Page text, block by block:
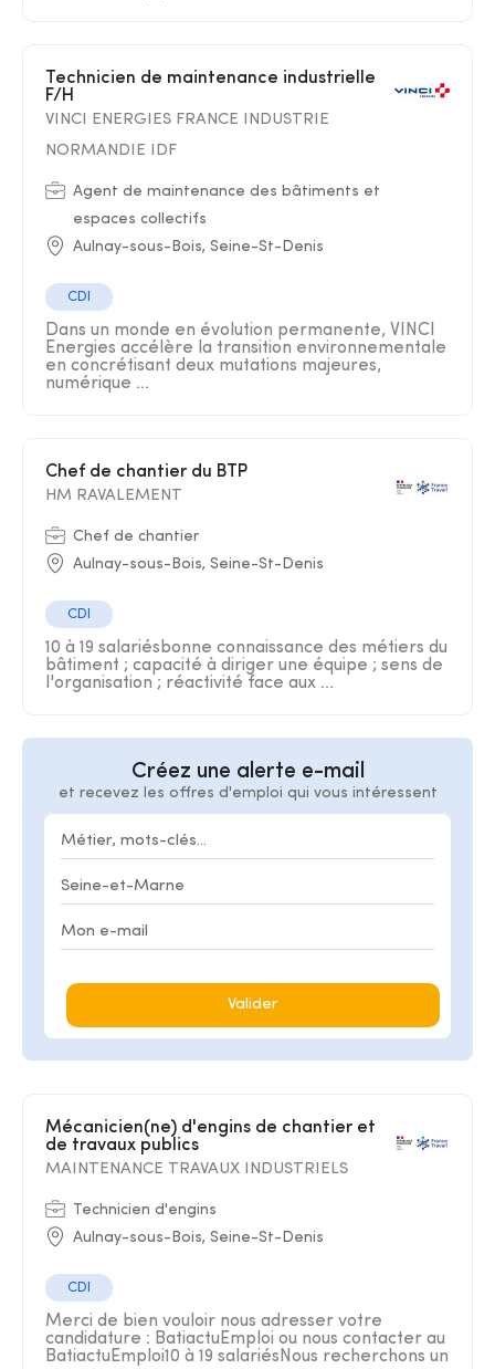
F/H
VINCI ENERGIES FRANCE INDUSTRIE
NORMANDIE IDF
Agent de maintenance des bâtiments et
espaces collectifs
Aulnay-sous-Bois, Seine-St-Denis
CDI
Dans un monde en évolution permanente, VINCI
Energies accélère la transition environnementale
en concrétisant deux mutations majeures,
numérique ...
Chef de chantier du BTP
HM RAVALEMENT
Chef de chantier
Aulnay-sous-Bois, Seine-St-Denis
CDI
10 à 19 salariésbonne connaissance des métiers du
bâtiment ; capacité à diriger une équipe ; sens de
l'organisation ; réactivité face aux ...
Créez une alerte e-mail
et recevez les offres d'emploi qui vous intéressent
Valider
Mécanicien(ne) d'engins de chantier et
de travaux publics
MAINTENANCE TRAVAUX INDUSTRIELS
Technicien d'engins
Aulnay-sous-Bois, Seine-St-Denis
CDI
Merci de bien vouloir nous adresser votre
candidature : BatiactuEmploi ou nous contacter au
BatiactuEmploi10 à 19 salariésNous recherchons un